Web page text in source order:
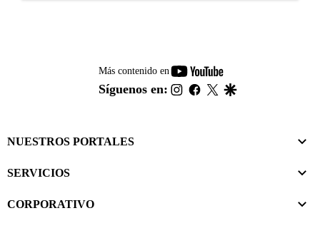
Más contenido en
youtube-
footer
Síguenos en: instagram
facebook
twitter
NUESTROS PORTALES
SERVICIOS
CORPORATIVO